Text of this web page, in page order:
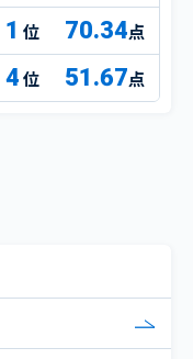
1 70.34点
4 51.67点